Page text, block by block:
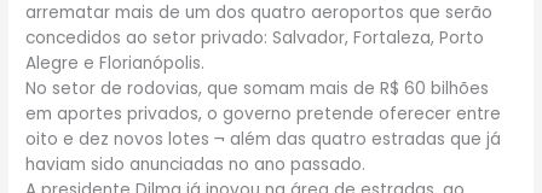
arrematar mais de um dos quatro aeroportos que serão
concedidos ao setor privado: Salvador, Fortaleza, Porto
Alegre e Florianópolis.
No setor de rodovias, que somam mais de R$ 60 bilhões
em aportes privados, o governo pretende oferecer entre
oito e dez novos lotes ¬ além das quatro estradas que já
haviam sido anunciadas no ano passado.